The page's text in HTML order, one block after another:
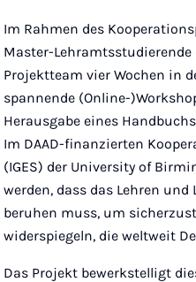
Im Rahmen des
Master-
Projektteam vier Wochen in
spannende (Online-
Herausgabe eines
Im DAAD-finanzierten
(IGES) der University of
werden, dass das Lehren
beruhen muss, um
widerspiegeln, die weltweit
Das Projekt bewerkstelligt